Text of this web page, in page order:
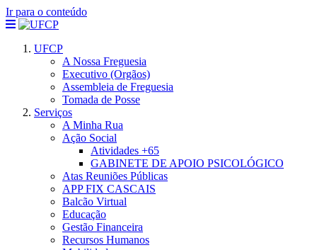
Ir para o conteúdo
UFCP
A Nossa Freguesia
Executivo (Orgãos)
Assembleia de Freguesia
Tomada de Posse
Serviços
A Minha Rua
Ação Social
Atividades +65
GABINETE DE APOIO PSICOLÓGICO
Atas Reuniões Públicas
APP FIX CASCAIS
Balcão Virtual
Educação
Gestão Financeira
Recursos Humanos